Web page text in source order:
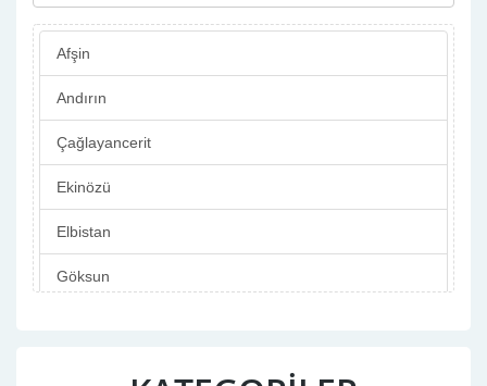
Afşin
Andırın
Çağlayancerit
Ekinözü
Elbistan
Göksun